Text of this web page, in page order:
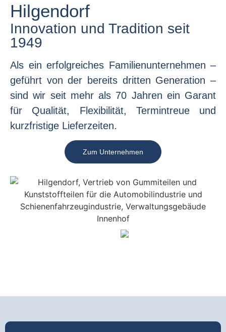
Hilgendorf
Innovation und Tradition seit
1949
Als ein erfolgreiches Familienunternehmen –
geführt von der bereits dritten Generation –
sind wir seit mehr als 70 Jahren ein Garant
für Qualität, Flexibilität, Termintreue und
kurzfristige Lieferzeiten.
Zum Unternehmen